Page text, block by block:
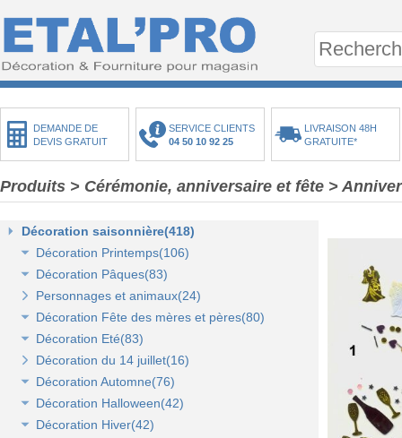
DEMANDE DE
DEVIS GRATUIT
SERVICE CLIENTS
04 50 10 92 25
LIVRAISON 48H
GRATUITE*
Produits > Cérémonie, anniversaire et fête >
Décoration saisonnière(418)
Décoration Printemps(106)
Décoration vitrine de printemps(18)
Arbres et plantes printemps-été(20)
Bouquets fleurs et fruits(43)
Mini-maisons et jardins(19)
Pelouses mousses et végétaux(18)
Décoration Pâques(83)
Décoration vitrine de Pâques(14)
Décors de Pâques : les animaux(13)
Décors Pâques : Les Oeufs de Pâques(12)
Décor naturel et floral de Pâques(41)
Décoration de table de Pâques(15)
Personnages et animaux(24)
Décoration Fête des mères et pères(80)
Décor vitrine de fête des mères et pères(21)
Décors Fête des mères et pères(63)
Décoration Eté(83)
Décoration vitrine d'été(23)
Décors mer et plage(26)
Lanterne, lampion, déco de table et terrasse(37)
Décoration du 14 juillet(16)
Décoration Automne(76)
Décoration vitrine d'automne(17)
Décors automne(62)
Décoration Halloween(42)
Décor vitrine d'halloween(8)
Décoration Hiver(42)